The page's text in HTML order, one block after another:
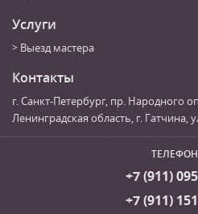
Услуги
Выезд мастера
Контакты
г. Санкт-Петербург, пр. Народного
Ленинградская область, г. Гатчина,
+7 (911)
+7 (911)